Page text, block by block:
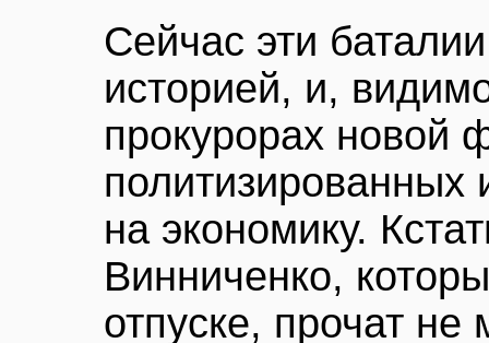
Сейчас эти
историей, и,
прокурорах новой
политизированных
на экономику.
Винниченко,
отпуске, прочат не